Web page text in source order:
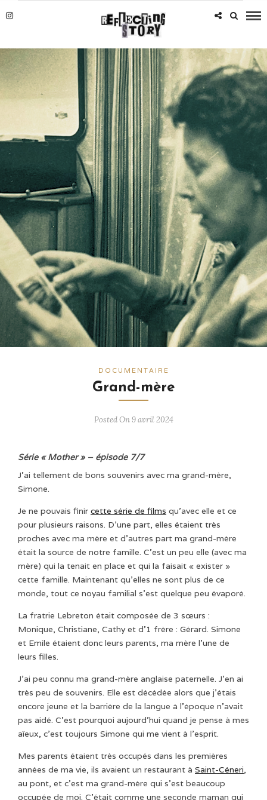
DOCUMENTAIRE
Grand-mère
Posted On 9 avril 2024
Série « Mother » – épisode 7/7
J’ai tellement de bons souvenirs avec ma grand-mère,
Simone.
Je ne pouvais finir cette série de films qu’avec elle et ce
pour plusieurs raisons. D’une part, elles étaient très
proches avec ma mère et d’autres part ma grand-mère
était la source de notre famille. C’est un peu elle (avec ma
mère) qui la tenait en place et qui la faisait « exister »
cette famille. Maintenant qu’elles ne sont plus de ce
monde, tout ce noyau familial s’est quelque peu évaporé.
La fratrie Lebreton était composée de 3 sœurs :
Monique, Christiane, Cathy et d’1 frère : Gérard. Simone
et Emile étaient donc leurs parents, ma mère l’une de
leurs filles.
J’ai peu connu ma grand-mère anglaise paternelle. J’en ai
très peu de souvenirs. Elle est décédée alors que j’étais
encore jeune et la barrière de la langue à l’époque n’avait
pas aidé. C’est pourquoi aujourd’hui quand je pense à mes
aïeux, c’est toujours Simone qui me vient à l’esprit.
Mes parents étaient très occupés dans les premières
années de ma vie, ils avaient un restaurant à Saint-Céneri,
au pont, et c’est ma grand-mère qui s’est beaucoup
occupée de moi. C’était comme une seconde maman qui